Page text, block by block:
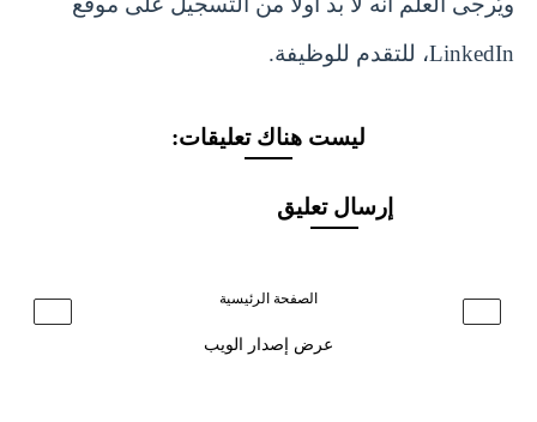
LinkedIn، للتقدم للوظيفة.
ليست هناك تعليقات:
إرسال تعليق
‹
› الصفحة الرئيسية
عرض إصدار الويب